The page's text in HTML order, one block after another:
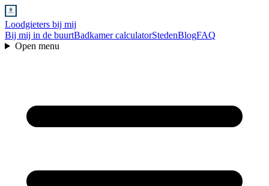
Loodgieters bij mij
Bij mij in de buurtBadkamer calculatorStedenBlogFAQ
Open menu